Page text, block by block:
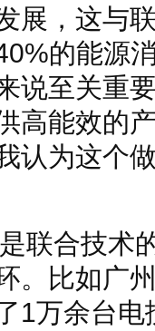
展，这与
的能源
说至关重
高能效的
认为这个
联合技术
。比如广
1万余台